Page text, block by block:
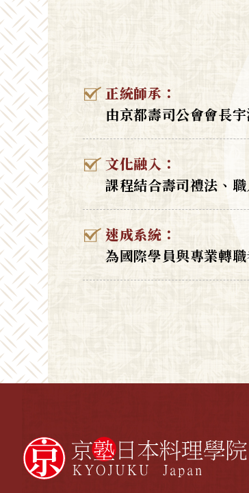
正統師承：
由京都壽司公會會長
文化融入：
課程結合壽司禮法、
速成系統：
為國際學員與專業轉